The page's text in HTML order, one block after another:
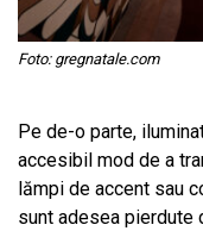
Foto: gregnatale.com
Pe de-o parte,
accesibil mod de a
lămpi de accent sau
sunt adesea pierdute